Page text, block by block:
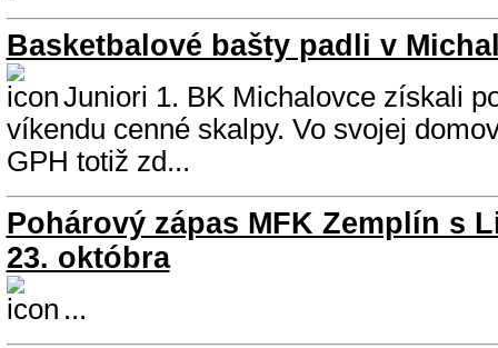
Basketbalové bašty padli v
Juniori 1. BK Michalovce získali
víkendu cenné skalpy. Vo svojej
GPH totiž zd...
Pohárový zápas MFK Zemplín s
23. októbra
...